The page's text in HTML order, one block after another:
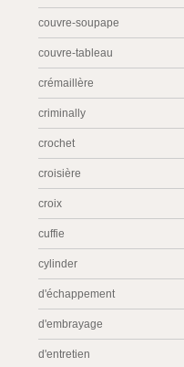
couvre-soupape
couvre-tableau
crémaillère
criminally
crochet
croisière
croix
cuffie
cylinder
d'échappement
d'embrayage
d'entretien